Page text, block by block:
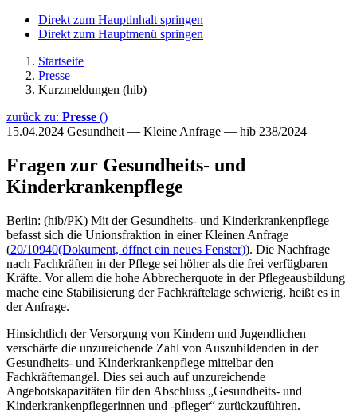
Direkt zum Hauptinhalt springen
Direkt zum Hauptmenü springen
Startseite
Presse
Kurzmeldungen (hib)
zurück zu: Presse ()
15.04.2024 Gesundheit — Kleine Anfrage — hib 238/2024
Fragen zur Gesundheits- und
Kinderkrankenpflege
Berlin: (hib/PK) Mit der Gesundheits- und Kinderkrankenpflege
befasst sich die Unionsfraktion in einer Kleinen Anfrage
(20/10940(Dokument, öffnet ein neues Fenster)). Die Nachfrage
nach Fachkräften in der Pflege sei höher als die frei verfügbaren
Kräfte. Vor allem die hohe Abbrecherquote in der Pflegeausbildung
mache eine Stabilisierung der Fachkräftelage schwierig, heißt es in
der Anfrage.
Hinsichtlich der Versorgung von Kindern und Jugendlichen
verschärfe die unzureichende Zahl von Auszubildenden in der
Gesundheits- und Kinderkrankenpflege mittelbar den
Fachkräftemangel. Dies sei auch auf unzureichende
Angebotskapazitäten für den Abschluss „Gesundheits- und
Kinderkrankenpflegerinnen und -pfleger“ zurückzuführen.